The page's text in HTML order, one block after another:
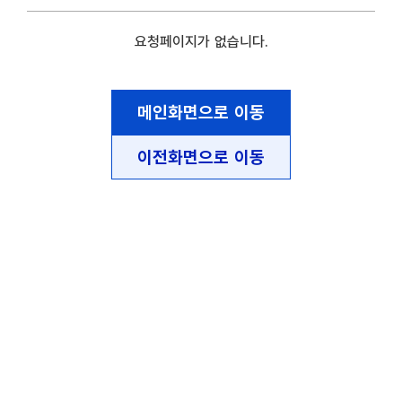
요청페이지가 없습니다.
메인화면으로 이동
이전화면으로 이동